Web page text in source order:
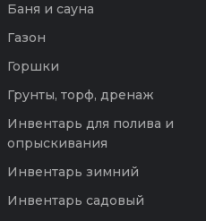
Баня и сауна
Газон
Горшки
Грунты, торф, дренаж
Инвентарь для полива и
опрыскивания
Инвентарь зимний
Инвентарь садовый